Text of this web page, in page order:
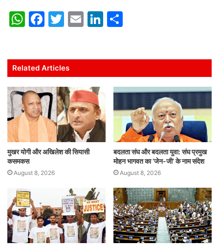
W
s
A
p
p
F
e
b
o
o
k
T
er
E
l
Li
e
dI
n
e
Related Articles
मुखर योगी और अखिलेश की सियासी
कसमकस
August 8, 2026
बदलता संघ और बदलता युवा: संघ प्रमुख
मोहन भागवत का ‘जेन-जी’ के नाम संदेश
August 8, 2026